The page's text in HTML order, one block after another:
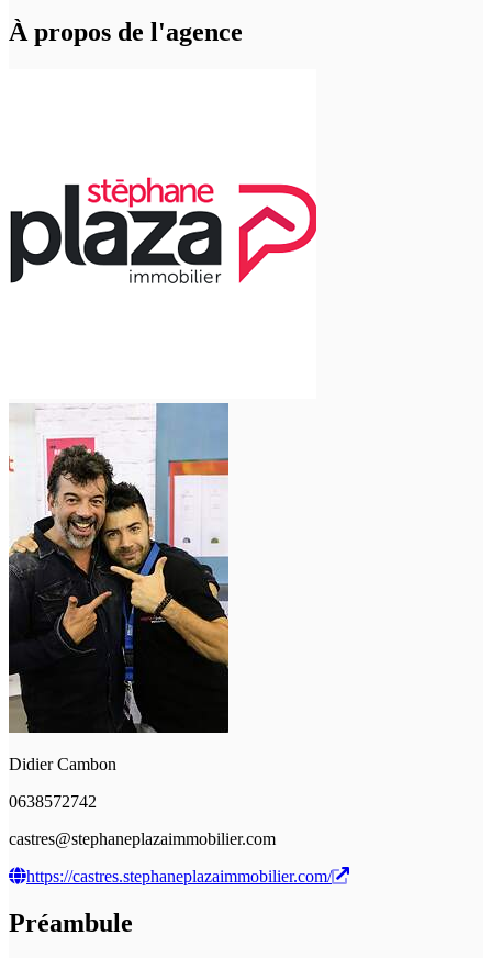
À propos de l'agence
Didier Cambon
0638572742
castres@stephaneplazaimmobilier.com
https://castres.stephaneplazaimmobilier.com/
Préambule